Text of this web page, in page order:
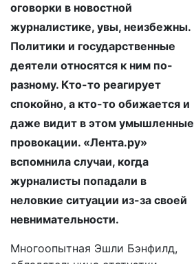
оговорки в новостной
журналистике, увы, неизбежны.
Политики и государственные
деятели относятся к ним по-
разному. Кто-то реагирует
спокойно, а кто-то обижается и
даже видит в этом умышленные
провокации. «Лента.ру»
вспомнила случаи, когда
журналисты попадали в
неловкие ситуации из-за своей
невнимательности.
Многоопытная Эшли Бэнфилд,